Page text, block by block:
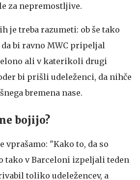
za nepremostljive.
je treba razumeti: ob še tako
bi ravno MWC pripeljal
ali v katerikoli drugi
bi prišli udeleženci, da nihče
bremena nase.
bojijo?
vprašamo: "Kako to, da so
tako v Barceloni izpeljali teden
toliko udeležencev, a